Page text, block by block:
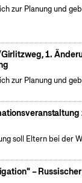
zur Planung und
1.
zur Planung und
soll Eltern bei der
–